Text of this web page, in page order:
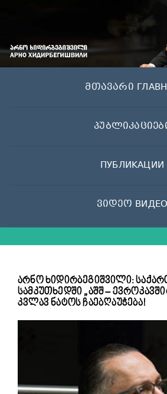
მთავარი
ПУБЛИКАЦИИ
ვიდეო ВИДЕО
არნო ხიდირბეგიშვილი:
სამკუთხედში „აშშ –
კვლავ ნატოს ჩაებღაუჭება!